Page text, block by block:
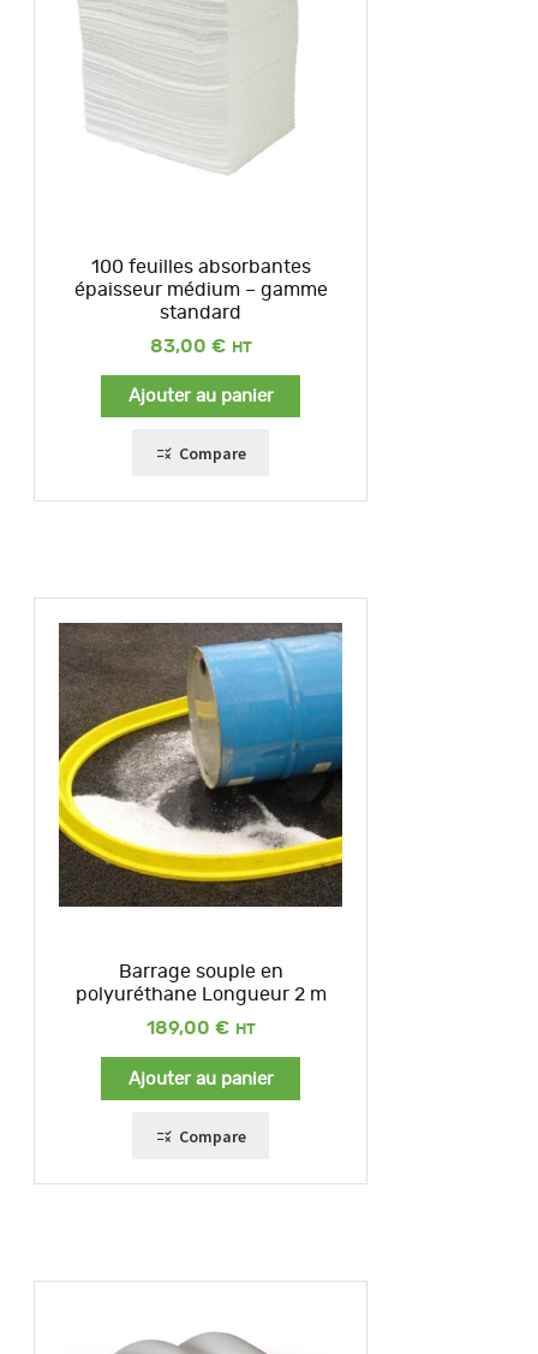
100 feuilles absorbantes
épaisseur médium – gamme
standard
83,00 €
Ajouter au panier
Compare
Barrage souple en
polyuréthane Longueur 2 m
189,00 €
Ajouter au panier
Compare